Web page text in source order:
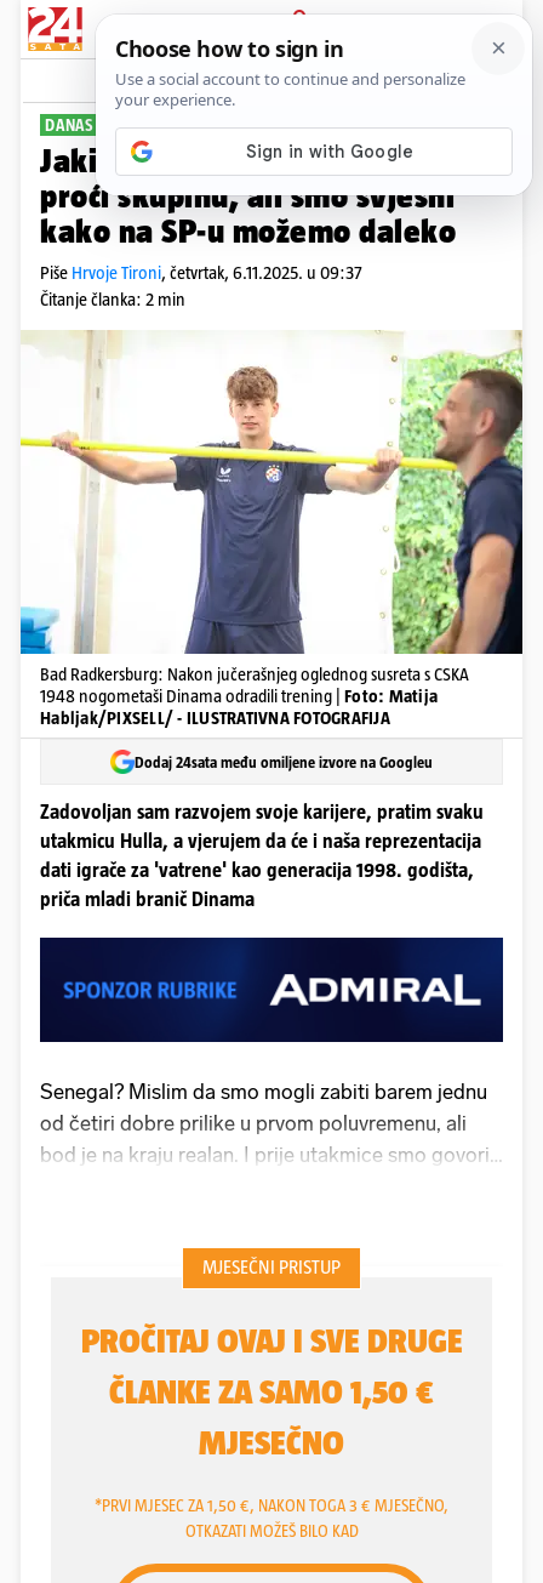
PRIJAVA
Sport Komentari
DANAS PROTIV EMIRATA PLUS+
Jakirović za 24sata: Cilj nam je
proći skupinu, ali smo svjesni
kako na SP-u možemo daleko
Piše Hrvoje Tironi, četvrtak, 6.11.2025. u 09:37
Čitanje članka: 2 min
Bad Radkersburg: Nakon jučerašnjeg oglednog susreta s CSKA
1948 nogometaši Dinama odradili trening | Foto: Matija
Habljak/PIXSELL/ - ILUSTRATIVNA FOTOGRAFIJA
Dodaj 24sata među omiljene izvore na Googleu
Zadovoljan sam razvojem svoje karijere, pratim svaku
utakmicu Hulla, a vjerujem da će i naša reprezentacija
dati igrače za 'vatrene' kao generacija 1998. godišta,
priča mladi branič Dinama
Senegal? Mislim da smo mogli zabiti barem jednu
od četiri dobre prilike u prvom poluvremenu, ali
bod je na kraju realan. I prije utakmice smo govorili
Leon Jakirović (17).